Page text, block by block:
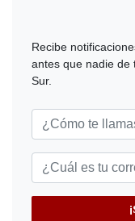
Recibe
antes que nadie de
Sur.